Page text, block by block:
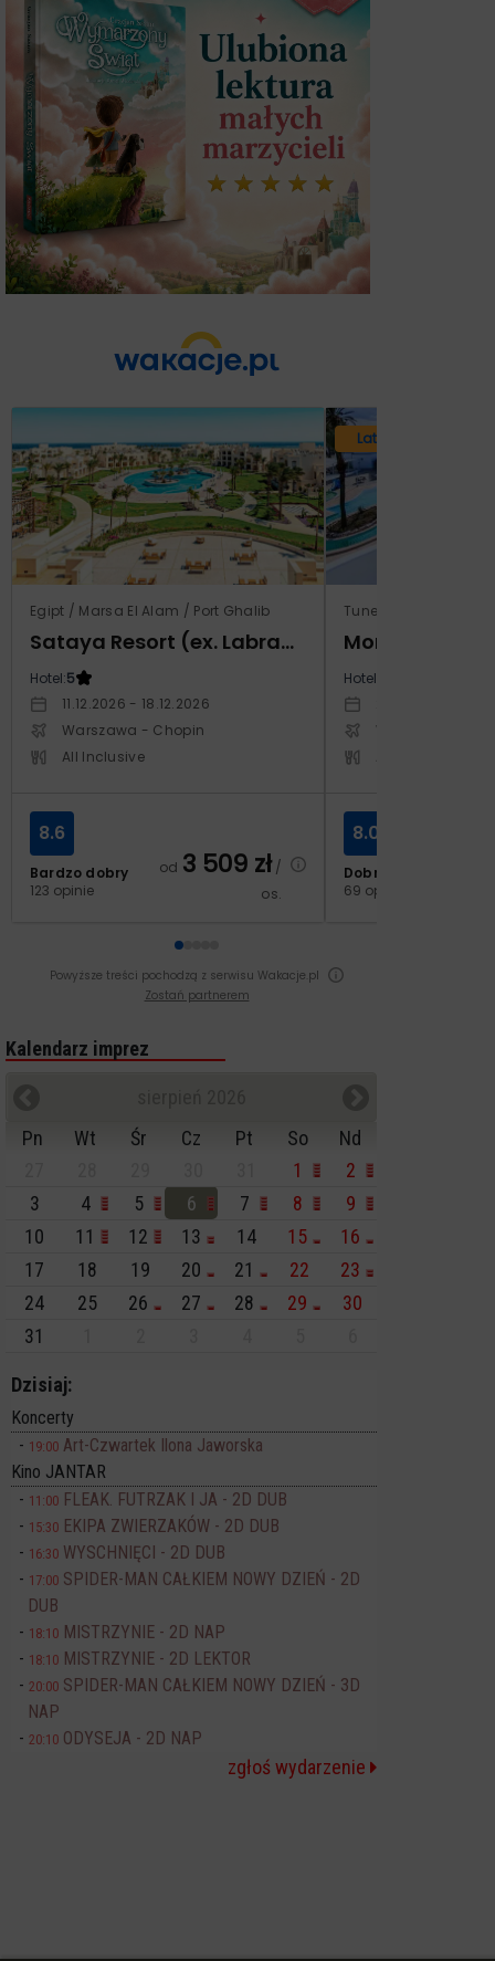
Egipt / Marsa El Alam / Port Ghalib
Sataya Resort (ex. Labranda Sataya Marsa Alam)
Hotel:5
11.12.2026 - 18.12.2026
Warszawa - Chopin
All Inclusive
Bardzo dobry
123 opinie
8.6
od 3 509 zł/
os.
Lato 2026
Tunezja / Monastir
Hotel:
Warszawa -
Dobry
69 opinii
8.0
Powyższe treści pochodzą z serwisu Wakacje.pl
Zostań partnerem
Kalendarz imprez
Pn
Wt Śr Cz Pt So
Nd
1
2
3
4 5 6 7 8
9
10
11 12 13 14 15
16
17
18 19 20 21 22
23
24
25 26 27 28 29
30
31
Dzisiaj:
Koncerty
19:00 Art-Czwartek Ilona Jaworska
Kino JANTAR
11:00 FLEAK. FUTRZAK I JA - 2D DUB
15:30 EKIPA ZWIERZAKÓW - 2D DUB
16:30 WYSCHNIĘCI - 2D DUB
17:00 SPIDER-MAN CAŁKIEM NOWY DZIEŃ - 2D
DUB
18:10 MISTRZYNIE - 2D NAP
18:10 MISTRZYNIE - 2D LEKTOR
20:00 SPIDER-MAN CAŁKIEM NOWY DZIEŃ - 3D
NAP
20:10 ODYSEJA - 2D NAP
zgłoś wydarzenie